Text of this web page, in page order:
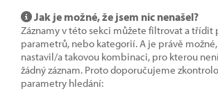
Jak je možné, že jsem nic nenašel?
Záznamy v této sekci můžete filtrovat a třídit
parametrů, nebo kategorií. A je právě
nastavil/a takovou kombinaci, pro kterou
žádný záznam. Proto doporučujeme
parametry hledání: